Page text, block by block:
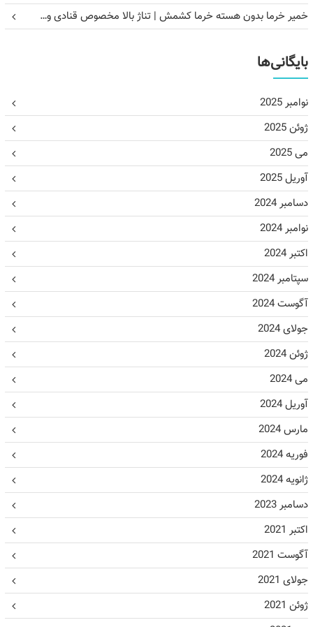
خمیر خرما بدون هسته خرما کشمش | تناژ بالا مخصوص قنادی و…
بایگانی‌ها
نوامبر 2025
ژوئن 2025
می 2025
آوریل 2025
دسامبر 2024
نوامبر 2024
اکتبر 2024
سپتامبر 2024
آگوست 2024
جولای 2024
ژوئن 2024
می 2024
آوریل 2024
مارس 2024
فوریه 2024
ژانویه 2024
دسامبر 2023
اکتبر 2021
آگوست 2021
جولای 2021
ژوئن 2021